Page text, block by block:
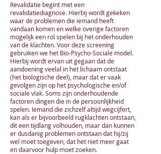
Revalidatie begint met een
revalidatiediagnose. Hierbij wordt gekeken
waar de problemen die iemand heeft
vandaan komen en welke overige factoren
mogelijk een rol spelen bij het onderhouden
van de klachten. Voor deze screening
gebruiken we het Bio-Psycho-Sociale model.
Hierbij wordt ervan uit gegaan dat de
aandoening veelal in het lichaam ontstaat
(het biologische deel), maar dat er vaak
gevolgen zijn op het psychologische en/of
sociale vlak. Soms zijn onderhoudende
factoren dingen die in de persoonlijkheid
spelen. Iemand die zichzelf altijd wegcijfert,
kan als er bijvoorbeeld rugklachten ontstaan,
dit een tijdlang volhouden, maar dan kunnen
er dusdanig problemen ontstaan dat hij/zij
wel moet toegeven, dat het niet meer gaat
en daarvoor hulp moet zoeken.